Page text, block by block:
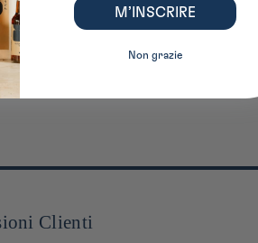
Clienti
M’INSCRIRE
Non grazie